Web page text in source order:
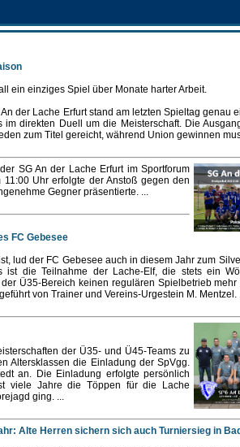
ein einziges Spiel über Monate harter Arbeit.
der Lache Erfurt stand am letzten Spieltag genau
direkten Duell um die Meisterschaft. Die
zum Titel gereicht, während Union gewinnen
SG An der Lache Erfurt im Sportforum
Uhr erfolgte der Anstoß gegen den
Gegner präsentierte. ...
FC Gebesee
lud der FC Gebesee auch in diesem Jahr zum
ist die Teilnahme der Lache-Elf, die stets ein
Ü35-Bereich keinen regulären Spielbetrieb mehr
von Trainer und Vereins-Urgestein M. Mentzel.
der Ü35- und Ü45-Teams zu
Altersklassen die Einladung der SpVgg.
an. Die Einladung erfolgte persönlich
viele Jahre die Töppen für die Lache
ging. ...
Alte Herren sichern sich auch Turniersieg in